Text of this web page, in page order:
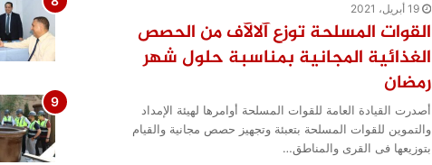
19 أبريل، 2021
القوات المسلحة توزع آلالآف من الحصص
الغذائية المجانية بمناسبة حلول شهر
رمضان
أصدرت القيادة العامة للقوات المسلحة أوامرها لهيئة الإمداد
والتموين للقوات المسلحة بتعبئة وتجهيز حصص مجانية والقيام
بتوزيعها فى القرى والمناطق…